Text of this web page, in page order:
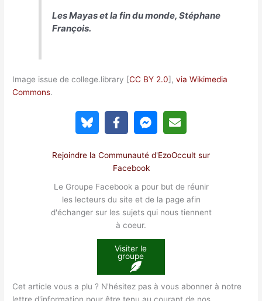
Les Mayas et la fin du monde, Stéphane
François.
Image issue de college.library [CC BY 2.0],via Wikimedia
Commons.
Rejoindre la Communauté d'EzoOccult sur
Facebook
Le Groupe Facebook a pour but de réunir
les lecteurs du site et de la page afin
d'échanger sur les sujets qui nous tiennent
à coeur.
Visiter le
groupe
Cet article vous a plu ? N'hésitez pas à vous abonner à notre
lettre d'information pour être tenu au courant de nos